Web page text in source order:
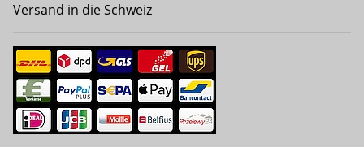
Versand in die Schweiz